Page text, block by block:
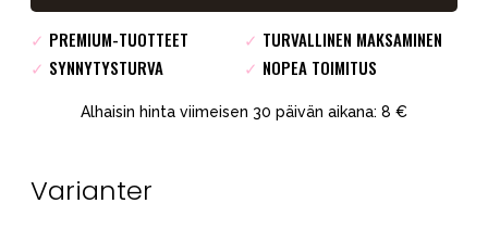
✓ PREMIUM-TUOTTEET ✓ TURVALLINEN MAKSAMINEN
✓ SYNNYTYSTURVA ✓ NOPEA TOIMITUS
Alhaisin hinta viimeisen 30 päivän aikana: 8 €
Varianter